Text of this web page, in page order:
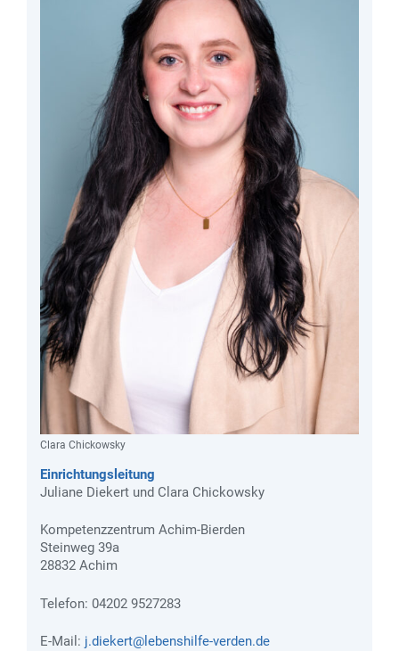
Clara Chickowsky
Einrichtungsleitung
Juliane Diekert und Clara Chickowsky
Kompetenzzentrum Achim-Bierden
Steinweg 39a
28832 Achim
Telefon: 04202 9527283
E-Mail: j.diekert@lebenshilfe-verden.de